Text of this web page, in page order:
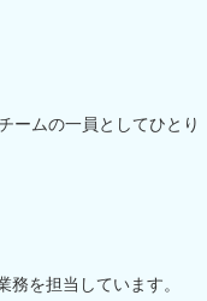
ームの一員としてひとり
を担当しています。